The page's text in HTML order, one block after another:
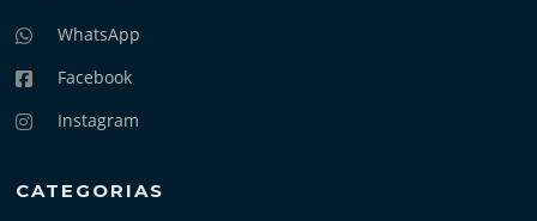
WhatsApp
Facebook
Instagram
CATEGORIAS